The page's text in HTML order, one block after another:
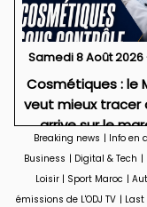
Samedi 8 Août 2026
Cosmétiques : le
veut mieux tracer
arrive sur le
Breaking news | Info en
Business | Digital & Tech |
Loisir | Sport Maroc |
émissions de L'ODJ TV | Last